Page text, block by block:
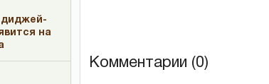
диджей-
на
Комментарии (0)